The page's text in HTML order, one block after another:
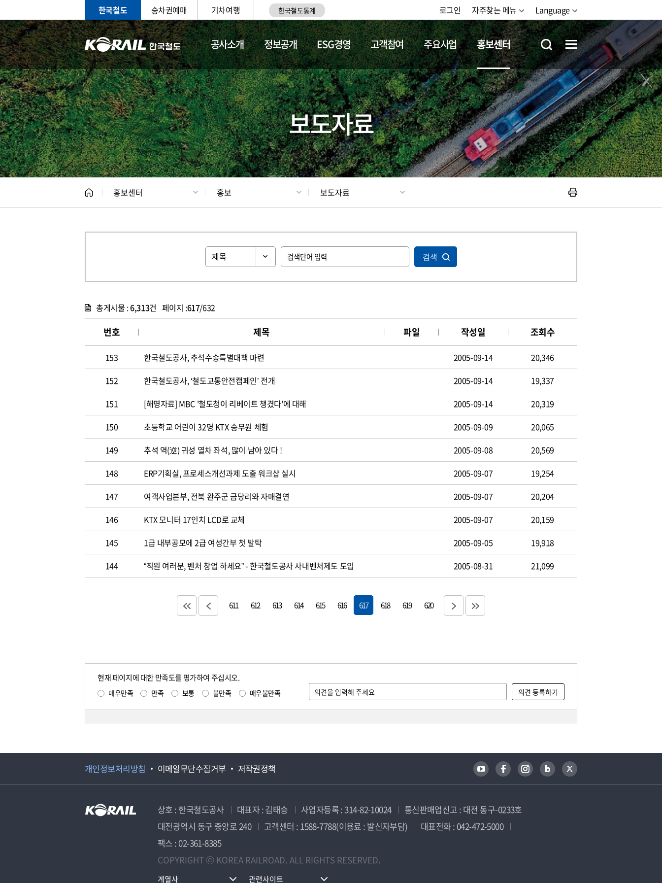
한국철도 승차권예매 기차여행 한국철도통계 로그인 자주찾는 메뉴 Language
공사소개 정보공개 ESG경영 고객참여 주요사업 홍보센터
홍보 문화사업 갤러리 기차소개 철도체험
보도자료
홍보센터 홍보 보도자료
검색
총게시물 :6,313건 페이지 :617/632
번호 제목 파일 작성일 조회수
153 한국철도공사, 추석수송특별대책 마련 2005-09-14
20,346
152
한국철도공사, ‘철도교통안전캠페인’ 전개 2005-09-14
19,337
151
[해명자료] MBC '철도청이 리베이트 챙겼다'에 대해 2005-09-14
20,319
150
초등학교 어린이 32명 KTX 승무원 체험 2005-09-09
20,065
149
추석 역(逆) 귀성 열차 좌석, 많이 남아 있다 ! 2005-09-08
20,569
148
ERP기획실, 프로세스개선과제 도출 워크샵 실시 2005-09-07
19,254
147
여객사업본부, 전북 완주군 금당리와 자매결연 2005-09-07
20,204
146
KTX 모니터 17인치 LCD로 교체 2005-09-07
20,159
145
1급 내부공모에 2급 여성간부 첫 발탁 2005-09-05
19,918
144
“직원 여러분, 벤처 창업 하세요” - 한국철도공사 사내벤처제도 도입 2005-08-31 21,099
611 612 613 614 615 616 617 618 619 620
현재 페이지에 대한 만족도를 평가하여 주십시오.
매우만족 만족 보통 불만족 매우불만족
개인정보처리방침 이메일무단수집거부 저작권정책
상호 : 한국철도공사 대표자 : 김태승 사업자등록 : 314-82-10024
통신판매업신고 : 대전 동구-0233호
대전광역시 동구 중앙로 240
고객센터 : 1588-7788(이용료 : 발신자부담)
대표전화 : 042-472-5000
팩스 : 02-361-8385
COPYRIGHT ⓒ KOREA RAILROAD. ALL RIGHTS RESERVED.
계열사 관련사이트